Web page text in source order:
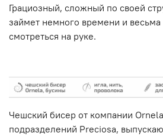
Грациозный, сложный по своей
займет немного времени и весьма
смотреться на руке.
Чешский бисер от компании
подразделений Preciosa,